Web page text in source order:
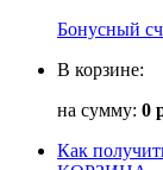
Бонусный
В корзине:
на сумму: 0
Как